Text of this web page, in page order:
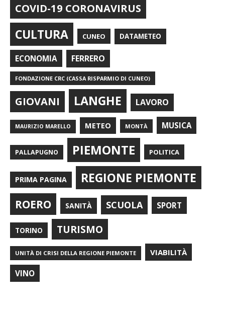
COVID-19 CORONAVIRUS
CULTURA CUNEO DATAMETEO
ECONOMIA FERRERO
FONDAZIONE CRC (CASSA RISPARMIO DI CUNEO)
GIOVANI LANGHE LAVORO
MAURIZIO MARELLO METEO MONTÀ MUSICA
PALLAPUGNO PIEMONTE POLITICA
PRIMA PAGINA REGIONE PIEMONTE
ROERO SANITÀ SCUOLA SPORT
TORINO TURISMO
UNITÀ DI CRISI DELLA REGIONE PIEMONTE VIABILITÀ
VINO